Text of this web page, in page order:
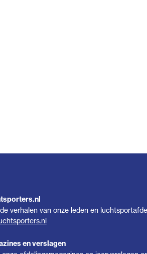
verhalen van onze leden en
en verslagen